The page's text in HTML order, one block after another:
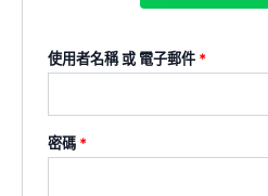
使用者名稱 或 電子郵件 *
密碼 *